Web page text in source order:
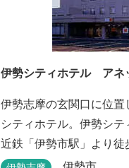
伊勢シティホテル アネ
伊勢志摩の玄関口に位
シティホテル。伊勢シテ
近鉄「伊勢市駅」より
まれ、ビジネス・観光の